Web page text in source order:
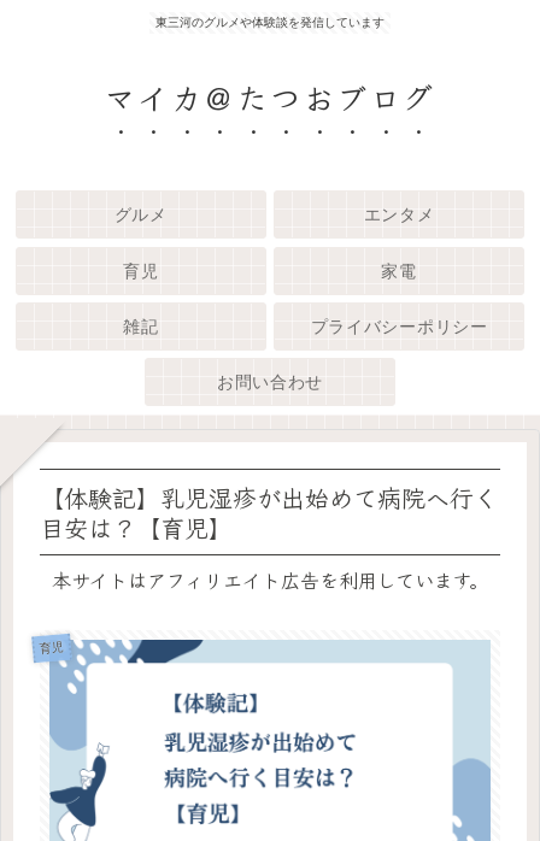
東三河のグルメや体験談を発信しています
マイカ＠たつおブログ
グルメ エンタメ
育児 家電
雑記 プライバシーポリシー
お問い合わせ
【体験記】乳児湿疹が出始めて病院へ行く
目安は？【育児】
本サイトはアフィリエイト広告を利用しています。
育児